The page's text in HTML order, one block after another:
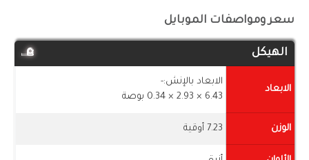
سعر ومواصفات الموبايل
الهيكل
الابعاد
الابعاد بالإنش:-
6.43 × 2.93 × 0.34 بوصة
الوزن 7.23 أوقية